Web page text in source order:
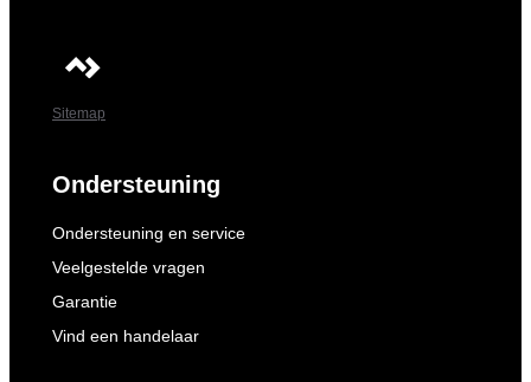
Sitemap
Ondersteuning
Ondersteuning en service
Veelgestelde vragen
Garantie
Vind een handelaar